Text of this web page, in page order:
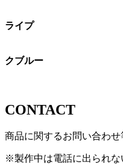
ライプ
ステッチ
クブルー
レザー：
CONTACT
商品に関するお問い合わせ
※製作中は電話に出られ